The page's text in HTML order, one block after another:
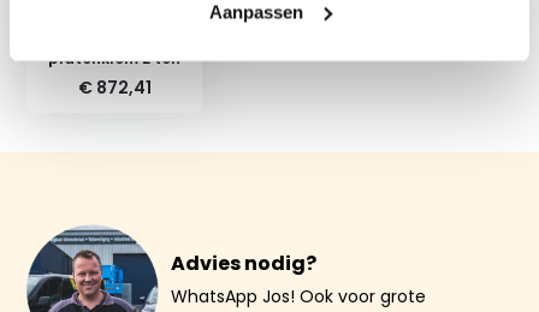
Aanpassen
platenklem 2 ton
€ 872,41
Advies nodig?
WhatsApp Jos! Ook voor grote